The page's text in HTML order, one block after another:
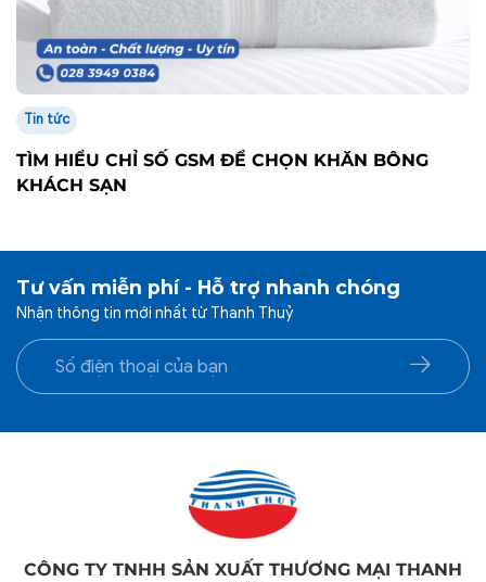
Tin tức
TÌM HIỂU CHỈ SỐ GSM ĐỂ CHỌN KHĂN BÔNG
KHÁCH SẠN
Tư vấn miễn phí - Hỗ trợ nhanh chóng
Nhận thông tin mới nhất từ Thanh Thuỷ
CÔNG TY TNHH SẢN XUẤT THƯƠNG MẠI THANH